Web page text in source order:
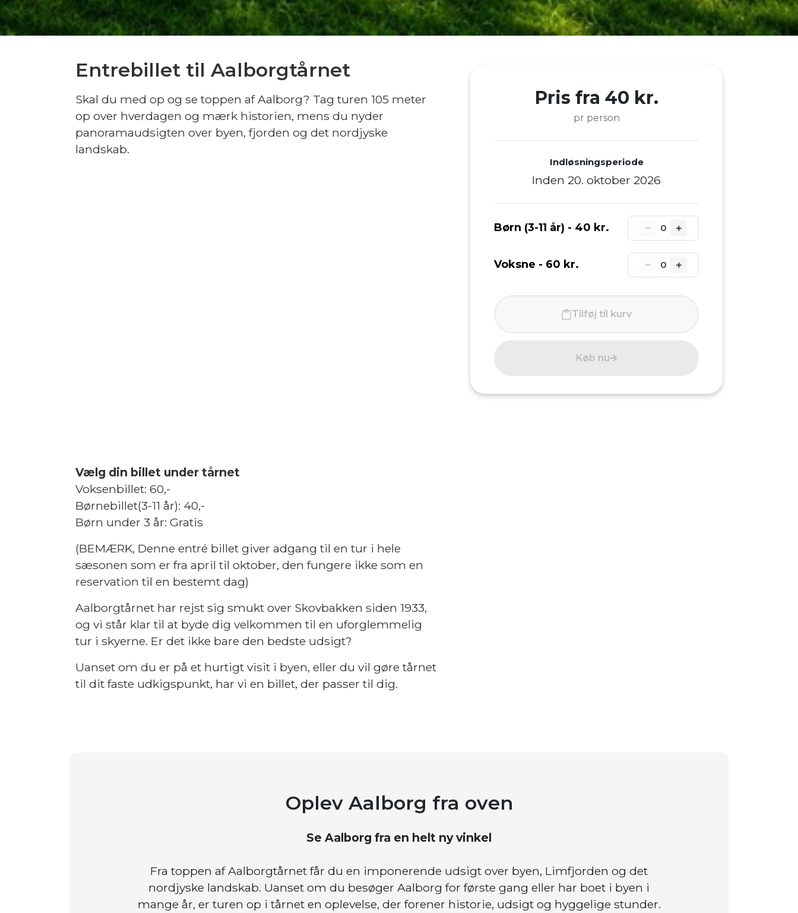
Entrebillet til Aalborgtårnet
Skal du med op og se toppen af Aalborg? Tag turen 105 meter
op over hverdagen og mærk historien, mens du nyder
panoramaudsigten over byen, fjorden og det nordjyske
landskab.
Vælg din billet under tårnet
Voksenbillet: 60,-
Børnebillet(3-11 år): 40,-
Børn under 3 år: Gratis
(BEMÆRK, Denne entré billet giver adgang til en tur i hele
sæsonen som er fra april til oktober, den fungere ikke som en
reservation til en bestemt dag)
Aalborgtårnet har rejst sig smukt over Skovbakken siden 1933,
og vi står klar til at byde dig velkommen til en uforglemmelig
tur i skyerne. Er det ikke bare den bedste udsigt?
Uanset om du er på et hurtigt visit i byen, eller du vil gøre tårnet
til dit faste udkigspunkt, har vi en billet, der passer til dig.
Pris fra 40 kr.
pr person
Indløsningsperiode
Inden 20. oktober 2026
Børn (3-11 år) - 40 kr. 0
Voksne - 60 kr. 0
Tilføj til kurv
Køb nu
Oplev Aalborg fra oven
Se Aalborg fra en helt ny vinkel
Fra toppen af Aalborgtårnet får du en imponerende udsigt over byen, Limfjorden og det
nordjyske landskab. Uanset om du besøger Aalborg for første gang eller har boet i byen i
mange år, er turen op i tårnet en oplevelse, der forener historie, udsigt og hyggelige stunder.